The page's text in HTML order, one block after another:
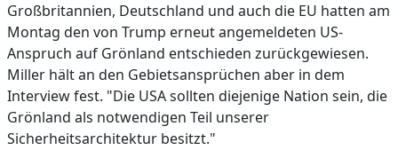
Großbritannien, Deutschland und auch die EU hatten am
Montag den von Trump erneut angemeldeten US-
Anspruch auf Grönland entschieden zurückgewiesen.
Miller hält an den Gebietsansprüchen aber in dem
Interview fest. "Die USA sollten diejenige Nation sein, die
Grönland als notwendigen Teil unserer
Sicherheitsarchitektur besitzt."